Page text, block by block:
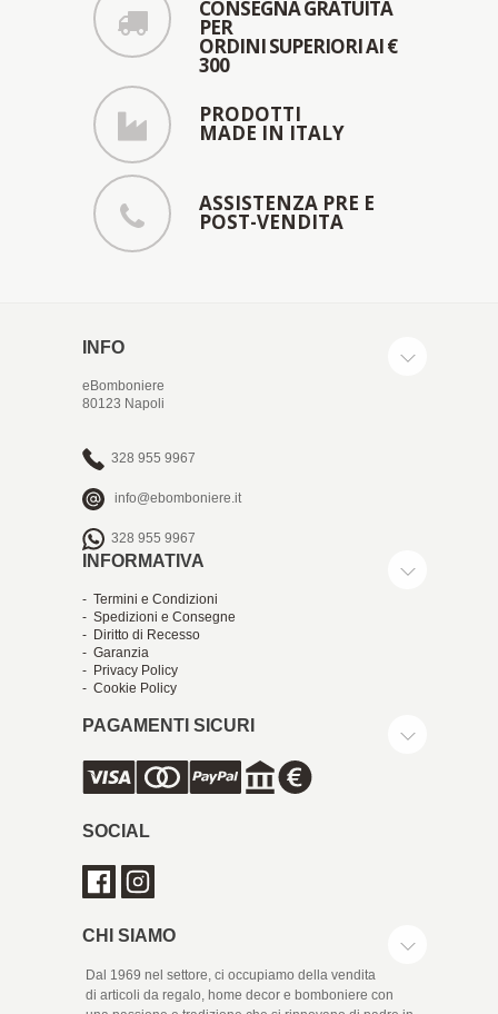
CONSEGNA GRATUITA
PER
ORDINI SUPERIORI AI €
300
PRODOTTI
MADE IN ITALY
ASSISTENZA PRE E
POST-VENDITA
INFO
eBomboniere
80123 Napoli
328 955 9967
info@ebomboniere.it
328 955 9967
INFORMATIVA
- Termini e Condizioni
- Spedizioni e Consegne
- Diritto di Recesso
- Garanzia
- Privacy Policy
- Cookie Policy
PAGAMENTI SICURI
SOCIAL
CHI SIAMO
Dal 1969 nel settore, ci occupiamo della vendita
di articoli da regalo, home decor e bomboniere con